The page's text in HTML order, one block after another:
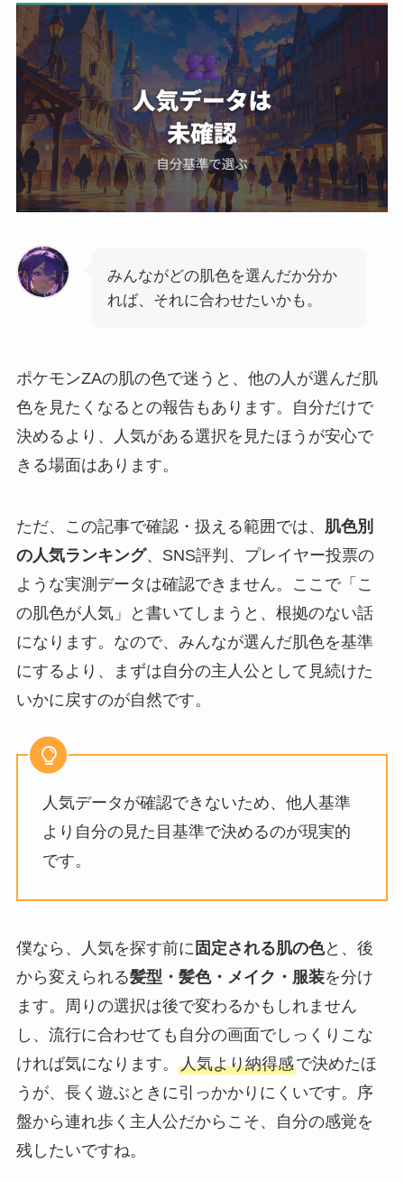
みんながどの肌色を選んだか分か
れば、それに合わせたいかも。
ポケモンZAの肌の色で迷うと、他の人が選んだ肌
色を見たくなるとの報告もあります。自分だけで
決めるより、人気がある選択を見たほうが安心で
きる場面はあります。
ただ、この記事で確認・扱える範囲では、
肌色別
の人気ランキング、SNS評判、プレイヤー投票の
ような実測データは確認できません。ここで「こ
の肌色が人気」と書いてしまうと、根拠のない話
になります。なので、みんなが選んだ肌色を基準
にするより、まずは自分の主人公として見続けた
いかに戻すのが自然です。
人気データが確認できないため、他人基準
より自分の見た目基準で決めるのが現実的
です。
僕なら、人気を探す前に 固定される肌の色と、後
から変えられる髪型・髪色・メイク・服装を分け
ます。周りの選択は後で変わるかもしれません
し、流行に合わせても自分の画面でしっくりこな
ければ気になります。 人気より納得感で決めたほ
うが、長く遊ぶときに引っかかりにくいです。序
盤から連れ歩く主人公だからこそ、自分の感覚を
残したいですね。